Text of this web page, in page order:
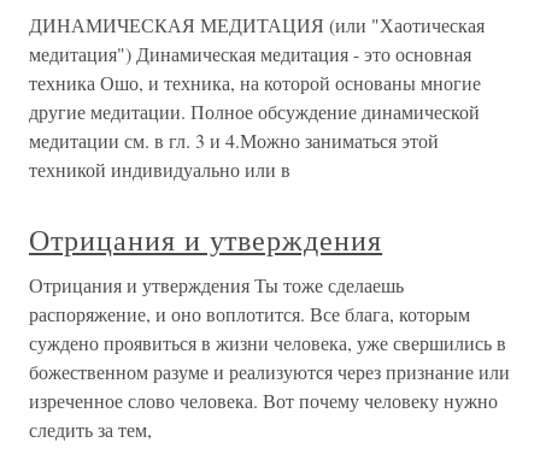
ДИНАМИЧЕСКАЯ МЕДИТАЦИЯ (или "Хаотическая
медитация") Динамическая медитация - это основная
техника Ошо, и техника, на которой основаны многие
другие медитации. Полное обсуждение динамической
медитации см. в гл. 3 и 4.Можно заниматься этой
техникой индивидуально или в
Отрицания и утверждения
Отрицания и утверждения Ты тоже сделаешь
распоряжение, и оно воплотится. Все блага, которым
суждено проявиться в жизни человека, уже свершились в
божественном разуме и реализуются через признание или
изреченное слово человека. Вот почему человеку нужно
следить за тем,